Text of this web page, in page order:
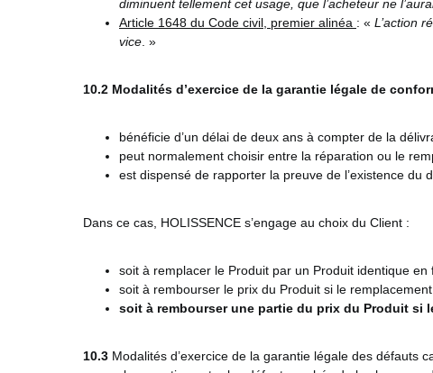
diminuent tellement cet usage, que l’acheteur ne
Article 1648 du Code civil, premier alinéa : « L’action
vice . »
10.2 Modalités d’exercice de la garantie légale de
bénéficie d’un délai de deux ans à compter de la
peut normalement choisir entre la réparation ou le
est dispensé de rapporter la preuve de l’existence
Dans ce cas, HOLISSENCE s’engage au choix du Client :
soit à remplacer le Produit par un Produit identique en
soit à rembourser le prix du Produit si le remplacement
soit à rembourser une partie du prix du Produit si
10.3 Modalités d’exercice de la garantie légale des défauts